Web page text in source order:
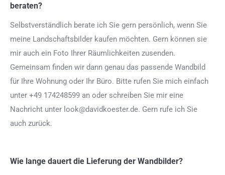
beraten?
Selbstverständlich berate ich Sie gern persönlich, wenn Sie
meine Landschaftsbilder kaufen möchten. Gern können sie
mir auch ein Foto Ihrer Räumlichkeiten zusenden.
Gemeinsam finden wir dann genau das passende Wandbild
für Ihre Wohnung oder Ihr Büro. Bitte rufen Sie mich einfach
unter +49 174248599 an oder schreiben Sie mir eine
Nachricht unter look@davidkoester.de. Gern rufe ich Sie
auch zurück.
Wie lange dauert die Lieferung der Wandbilder?